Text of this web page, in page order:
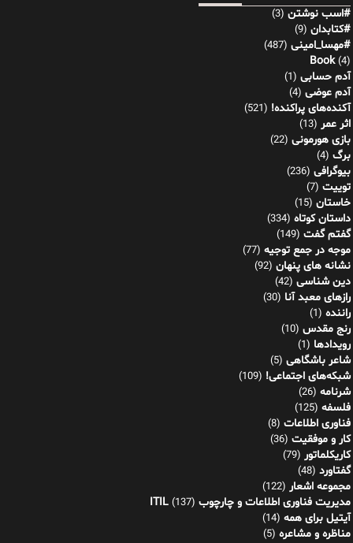
#اسب نوشتن (3)
#کتابدان (9)
#مهسا_امینی (487)
Book(4)
آدم حسابی (1)
آدم عوضی (4)
آکنده‌های پراکنده! (521)
اثر عمر (13)
بازی هورمونی (22)
برگ (4)
بیوگرافی (236)
توییت (7)
خاستان (15)
داستان کوتاه (334)
گفتم گفت (149)
موجه در جمع توجیه (77)
نشانه های پنهان (92)
دین شناسی (42)
رازهای معبد آنا (30)
راننده (1)
رنج مقدس (10)
رویدادها (1)
شاعر باشگاهی (5)
شبکه‌های اجتماعی! (109)
شرنامه (26)
فلسفه (125)
فناوری اطلاعات (8)
کار و موفقیت (36)
کاریکلماتور (79)
گفتاورد (48)
مجموعه اشعار (122)
مدیریت فناوری اطلاعات و چارچوب ITIL (137)
آیتیل برای همه (14)
مناظره و مشاعره (5)